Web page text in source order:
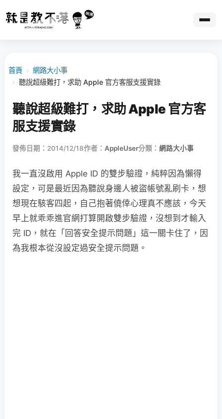
首頁 › 網路大小事
› 聽說超級難打，求助 Apple 官方客服支援實錄
聽說超級難打，求助 Apple 官方客
服支援實錄
發佈日期：2014/12/18作者： AppleUser分類： 網路大小事
我一直沒啟用 Apple ID 的雙步驗證，純粹因為懶得
設定，可是最近因為聽說身邊人被盜帳號亂刷卡，想
想現在駭客四起，自己抱著僥倖心理真不應該，今天
早上就乖乖進官網打算開啟雙步驗證，沒想到才輸入
完 ID，就在「回答安全提示問題」這一關卡住了，因
為我根本從沒設定過安全提示問題。